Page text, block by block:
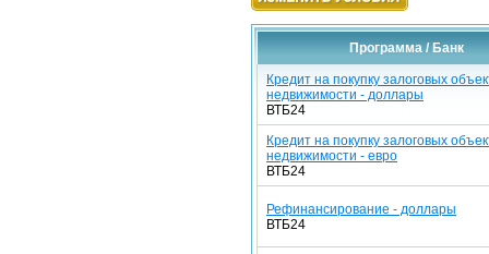
Программа / Банк
Кредит на покупку залоговых
недвижимости - доллары
ВТБ24
Кредит на покупку залоговых
недвижимости - евро
ВТБ24
Рефинансирование - доллары
ВТБ24